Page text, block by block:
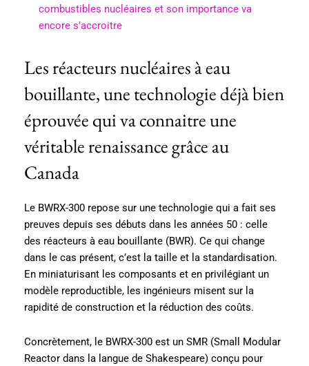
combustibles nucléaires et son importance va
encore s’accroitre
Les réacteurs nucléaires à eau
bouillante, une technologie déjà bien
éprouvée qui va connaitre une
véritable renaissance grâce au
Canada
Le BWRX-300 repose sur une technologie qui a fait ses
preuves depuis ses débuts dans les années 50 : celle
des réacteurs à eau bouillante (BWR). Ce qui change
dans le cas présent, c’est la taille et la standardisation.
En miniaturisant les composants et en privilégiant un
modèle reproductible, les ingénieurs misent sur la
rapidité de construction et la réduction des coûts.
Concrètement, le BWRX-300 est un SMR (Small Modular
Reactor dans la langue de Shakespeare) conçu pour